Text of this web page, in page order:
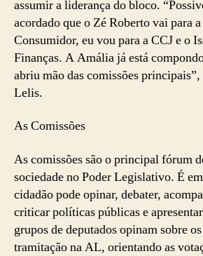
assumir a liderança do bloco.
acordado que o Zé Roberto vai para
Consumidor, eu vou para a CCJ e o
Finanças. A Amália já está
abriu mão das comissões
Lelis.
As Comissões
As comissões são o principal fórum
sociedade no Poder Legislativo. É
cidadão pode opinar, debater,
criticar políticas públicas e
grupos de deputados opinam sobre
tramitação na AL, orientando as